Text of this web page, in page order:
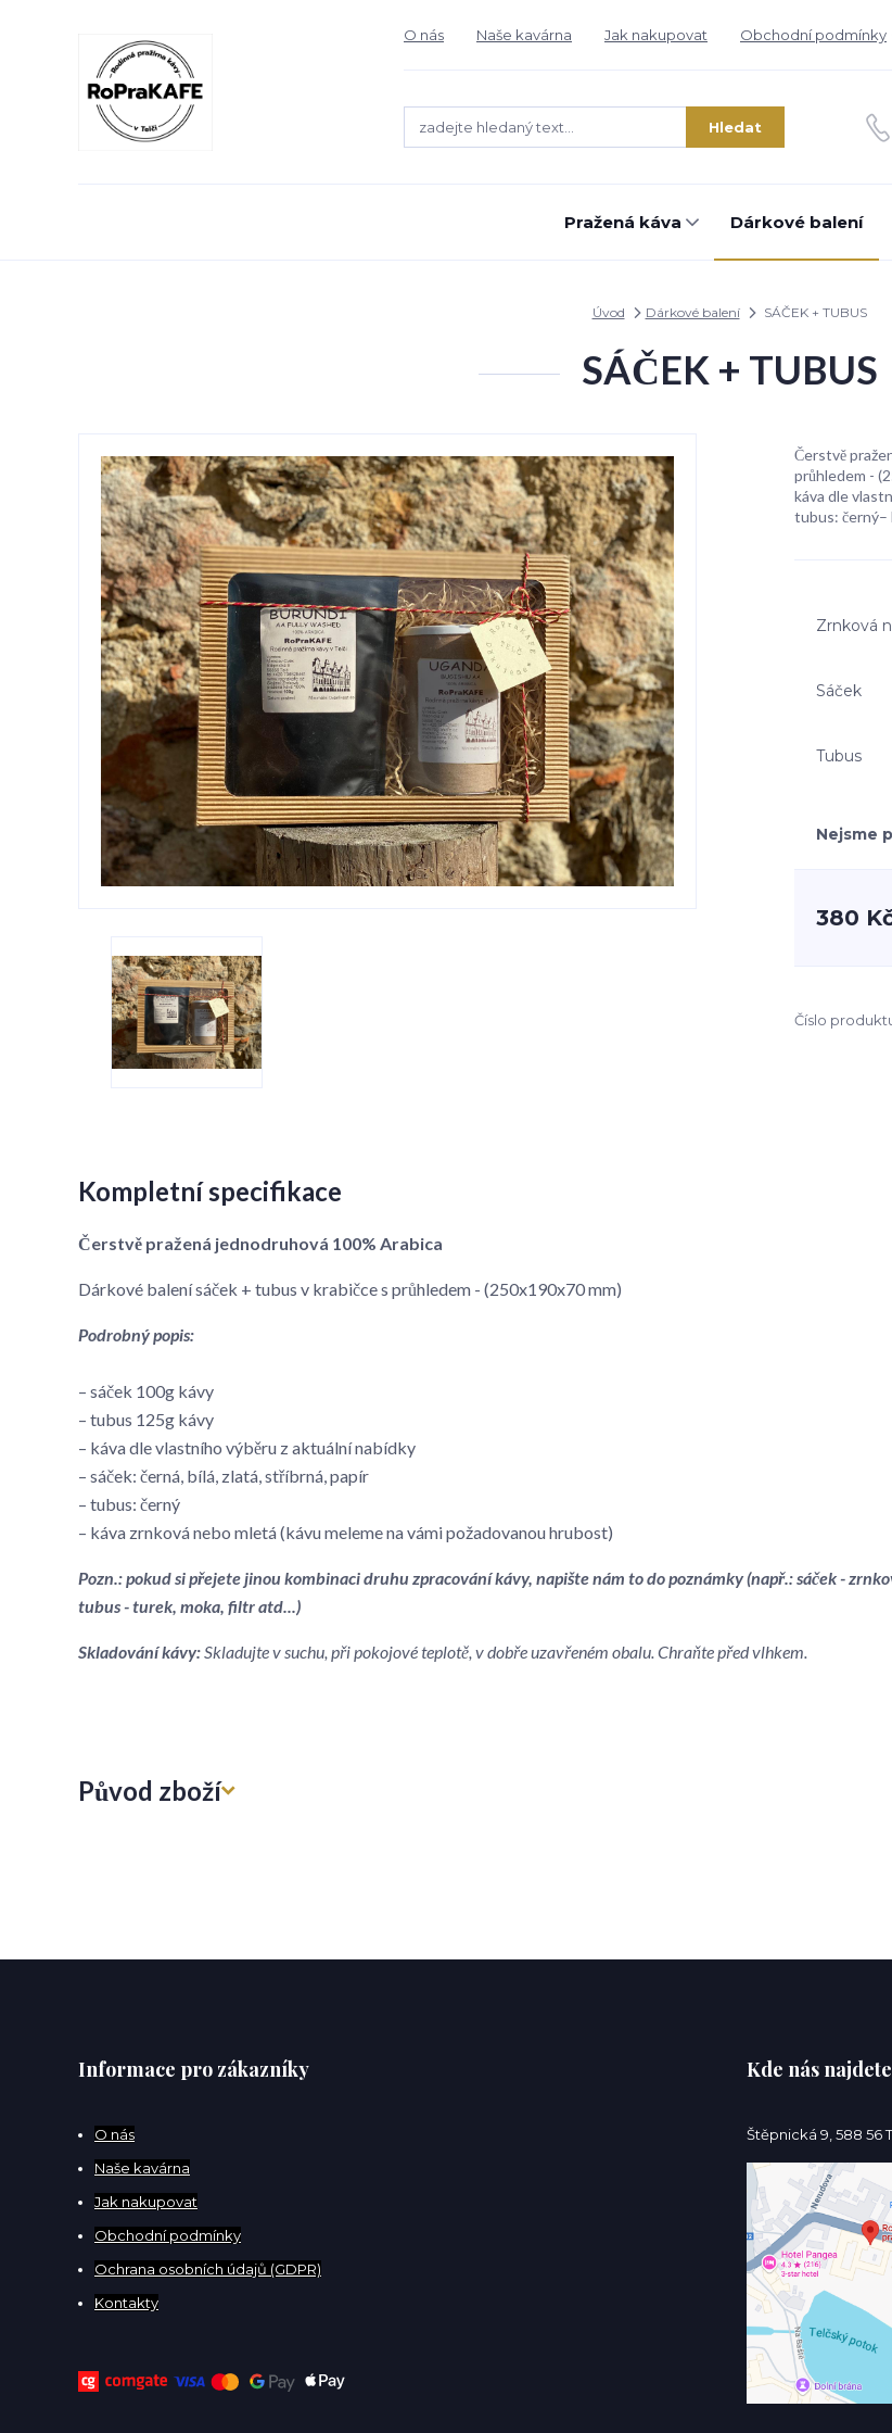
O nás Naše kavárna Jak nakupovat Obchodní podmínky
Hledat
Pražená káva Dárkové balení
Úvod Dárkové balení SÁČEK + TUBUS
SÁČEK + TUBUS
Čerstvě
průhledem -
káva dle
tubus: černý–
Zrnková
Sáček
Tubus
Nejsme
380
Číslo
Kompletní specifikace
Čerstvě pražená jednodruhová 100% Arabica
Dárkové balení sáček + tubus v krabičce s průhledem - (250x190x70 mm)
Podrobný popis:
– sáček 100g kávy
– tubus 125g kávy
– káva dle vlastního výběru z aktuální nabídky
– sáček: černá, bílá, zlatá, stříbrná, papír
– tubus: černý
– káva zrnková nebo mletá (kávu meleme na vámi požadovanou hrubost)
Pozn.: pokud si přejete jinou kombinaci druhu zpracování kávy, napište nám to do poznámky (např.: sáček -
tubus - turek, moka, filtr atd...)
Skladování kávy:Skladujte v suchu, při pokojové teplotě, v dobře uzavřeném obalu. Chraňte před vlhkem.
Původ zboží
Informace pro zákazníky
O nás
Naše kavárna
Jak nakupovat
Obchodní podmínky
Ochrana osobních údajů (GDPR)
Kontakty
Kde nás najdete
Štěpnická 9, 588 56